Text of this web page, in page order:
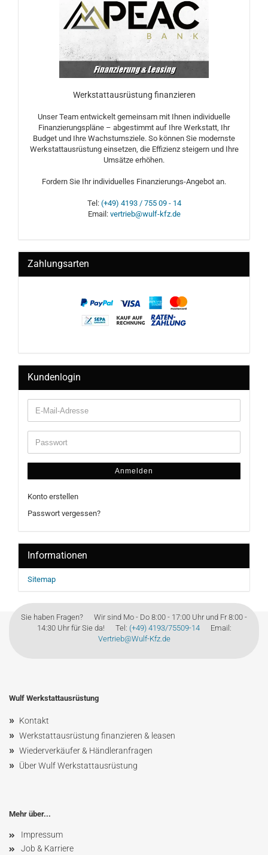
Werkstattausrüstung finanzieren
Unser Team entwickelt gemeinsam mit Ihnen individuelle
Finanzierungspläne – abgestimmt auf Ihre Werkstatt, Ihr
Budget und Ihre Wachstumsziele. So können Sie modernste
Werkstattausrüstung einsetzen, die Effizienz steigern und Ihre
Umsätze erhöhen.
Fordern Sie Ihr individuelles Finanzierungs-Angebot an.
Tel: (+49) 4193 / 755 09 - 14
Email: vertrieb@wulf-kfz.de
Zahlungsarten
Kundenlogin
Anmelden
Konto erstellen
Passwort vergessen?
Informationen
Sitemap
Sie haben Fragen? Wir sind Mo - Do 8:00 - 17:00 Uhr und Fr 8:00 -
14:30 Uhr für Sie da! Tel: (+49) 4193/75509-14Email:
Vertrieb@Wulf-Kfz.de
Wulf Werkstattausrüstung
» Kontakt
» Werkstattausrüstung finanzieren & leasen
» Wiederverkäufer & Händleranfragen
» Über Wulf Werkstattausrüstung
Mehr über...
Impressum
Job & Karriere